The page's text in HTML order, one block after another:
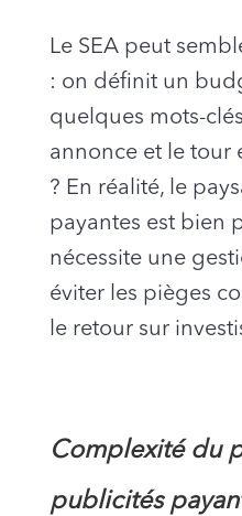
Le SEA peut
: on définit un
quelques mots-
annonce et le tour
? En réalité, le
payantes est bien
nécessite une
éviter les pièges
le retour sur
Complexité du
publicités